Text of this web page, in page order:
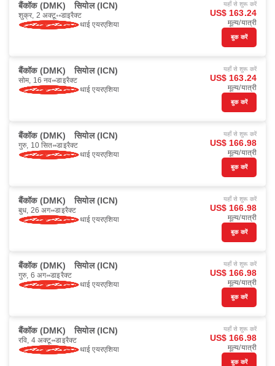
बैंकॉक (DMK) सियोल (ICN)
शुक्र, 2 अक्टू॰ डाइरैक्ट
थाई एयरएशिया
यहाँ से शुरू करें
US$ 163.24
मूल्य/यात्री
बुक करें
बैंकॉक (DMK) सियोल (ICN)
सोम, 16 नव॰ डाइरैक्ट
थाई एयरएशिया
यहाँ से शुरू करें
US$ 163.24
मूल्य/यात्री
बुक करें
बैंकॉक (DMK) सियोल (ICN)
गुरु, 10 सित॰ डाइरैक्ट
थाई एयरएशिया
यहाँ से शुरू करें
US$ 166.98
मूल्य/यात्री
बुक करें
बैंकॉक (DMK) सियोल (ICN)
बुध, 26 अग॰ डाइरैक्ट
थाई एयरएशिया
यहाँ से शुरू करें
US$ 166.98
मूल्य/यात्री
बुक करें
बैंकॉक (DMK) सियोल (ICN)
गुरु, 6 अग॰ डाइरैक्ट
थाई एयरएशिया
यहाँ से शुरू करें
US$ 166.98
मूल्य/यात्री
बुक करें
बैंकॉक (DMK) सियोल (ICN)
रवि, 4 अक्टू॰ डाइरैक्ट
थाई एयरएशिया
यहाँ से शुरू करें
US$ 166.98
मूल्य/यात्री
बुक करें